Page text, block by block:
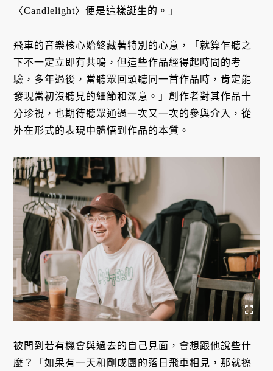
〈Candlelight〉便是這樣誕生的。」
飛車的音樂核心始終藏著特別的心意，「就算乍聽之
下不一定立即有共鳴，但這些作品經得起時間的考
驗，多年過後，當聽眾回頭聽同一首作品時，肯定能
發現當初沒聽見的細節和深意。」創作者對其作品十
分珍視，也期待聽眾通過一次又一次的參與介入，從
外在形式的表現中體悟到作品的本質。
被問到若有機會與過去的自己見面，會想跟他說些什
麼？「如果有一天和剛成團的落日飛車相見，那就擦